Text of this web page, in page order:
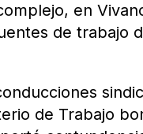
en
de trabajo
de Trabajo